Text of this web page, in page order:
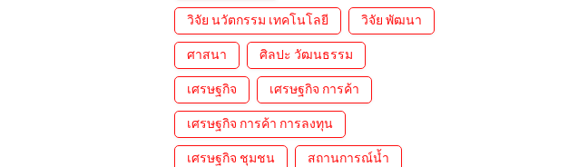
วิจัย นวัตกรรม เทคโนโลยี วิจัย พัฒนา
ศาสนา ศิลปะ วัฒนธรรม
เศรษฐกิจ เศรษฐกิจ การค้า
เศรษฐกิจ การค้า การลงทุน
เศรษฐกิจ ชุมชน สถานการณ์น้ำ